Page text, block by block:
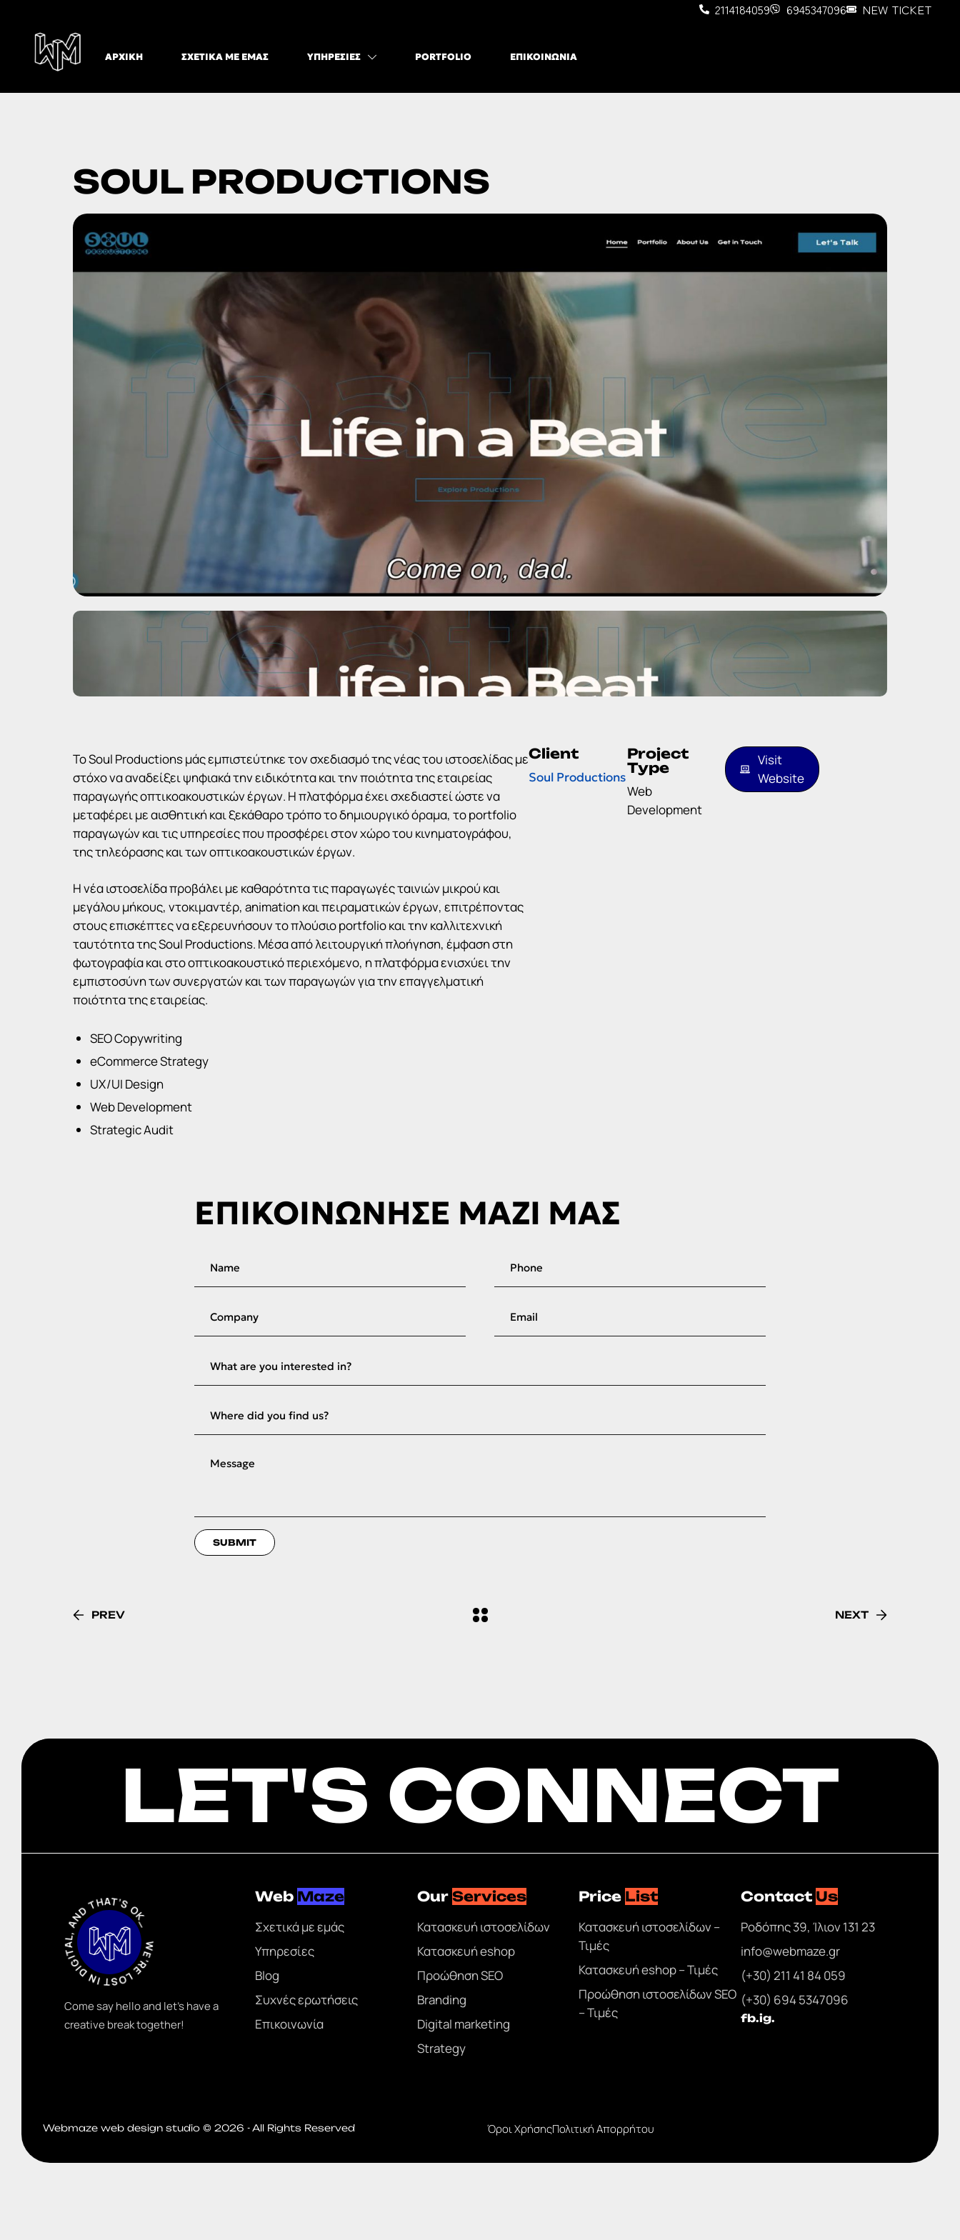
2114184059 6945347096 NEW TICKET
ΑΡΧΙΚΉ ΣΧΕΤΙΚΆ ΜΕ ΕΜΆΣ ΥΠΗΡΕΣΊΕΣ PORTFOLIO ΕΠΙΚΟΙΝΩΝΊΑ
SOUL PRODUCTIONS
Το Soul Productions μάς εμπιστεύτηκε τον σχεδιασμό της νέας του ιστοσελίδας με
στόχο να αναδείξει ψηφιακά την ειδικότητα και την ποιότητα της εταιρείας
παραγωγής οπτικοακουστικών έργων. Η πλατφόρμα έχει σχεδιαστεί ώστε να
μεταφέρει με αισθητική και ξεκάθαρο τρόπο το δημιουργικό όραμα, το portfolio
παραγωγών και τις υπηρεσίες που προσφέρει στον χώρο του κινηματογράφου,
της τηλεόρασης και των οπτικοακουστικών έργων.
Η νέα ιστοσελίδα προβάλει με καθαρότητα τις παραγωγές ταινιών μικρού και
μεγάλου μήκους, ντοκιμαντέρ, animation και πειραματικών έργων, επιτρέποντας
στους επισκέπτες να εξερευνήσουν το πλούσιο portfolio και την καλλιτεχνική
ταυτότητα της Soul Productions. Μέσα από λειτουργική πλοήγηση, έμφαση στη
φωτογραφία και στο οπτικοακουστικό περιεχόμενο, η πλατφόρμα ενισχύει την
εμπιστοσύνη των συνεργατών και των παραγωγών για την επαγγελματική
ποιότητα της εταιρείας.
SEO Copywriting
eCommerce Strategy
UX/UI Design
Web Development
Strategic Audit
Client
Soul Productions
Project
Type
Web
Development
Visit
Website
ΕΠΙΚΟΙΝΩΝΗΣΕ ΜΑΖΙ ΜΑΣ
SUBMIT
PREV NEXT
LET'S CONNECT
WE’RE LOST IN DIGITAL, AND THAT’S OK_
Come say hello and let’s have a
creative break together!
Web Maze
Σχετικά με εμάς
Υπηρεσίες
Blog
Συχνές ερωτήσεις
Επικοινωνία
Our Services
Κατασκευή ιστοσελίδων
Κατασκευή eshop
Προώθηση SEO
Branding
Digital marketing
Strategy
Price List
Κατασκευή ιστοσελίδων –
Τιμές
Κατασκευή eshop – Τιμές
Προώθηση ιστοσελίδων SEO
– Τιμές
Contact Us
Ροδόπης 39, Ίλιον 131 23
info@webmaze.gr
(+30) 211 41 84 059
(+30) 694 5347096
fb.ig.
Webmaze web design studio © 2026 - All Rights Reserved Όροι ΧρήσηςΠολιτική Απορρήτου